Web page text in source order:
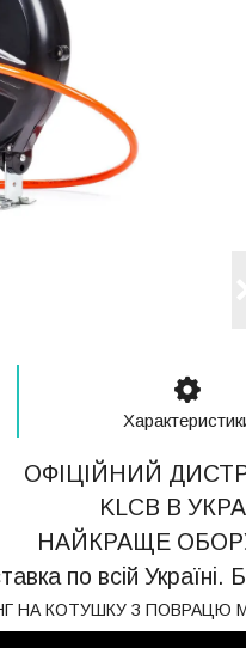
ОФІЦІЙНИЙ
KLCB В
НАЙКРАЩЕ
по всій Україні.
НА КОТУШКУ З ПОВРАЦЮ